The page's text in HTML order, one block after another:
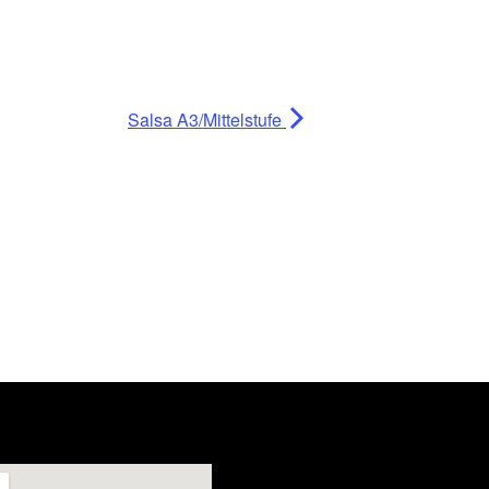
Salsa A3/Mittelstufe